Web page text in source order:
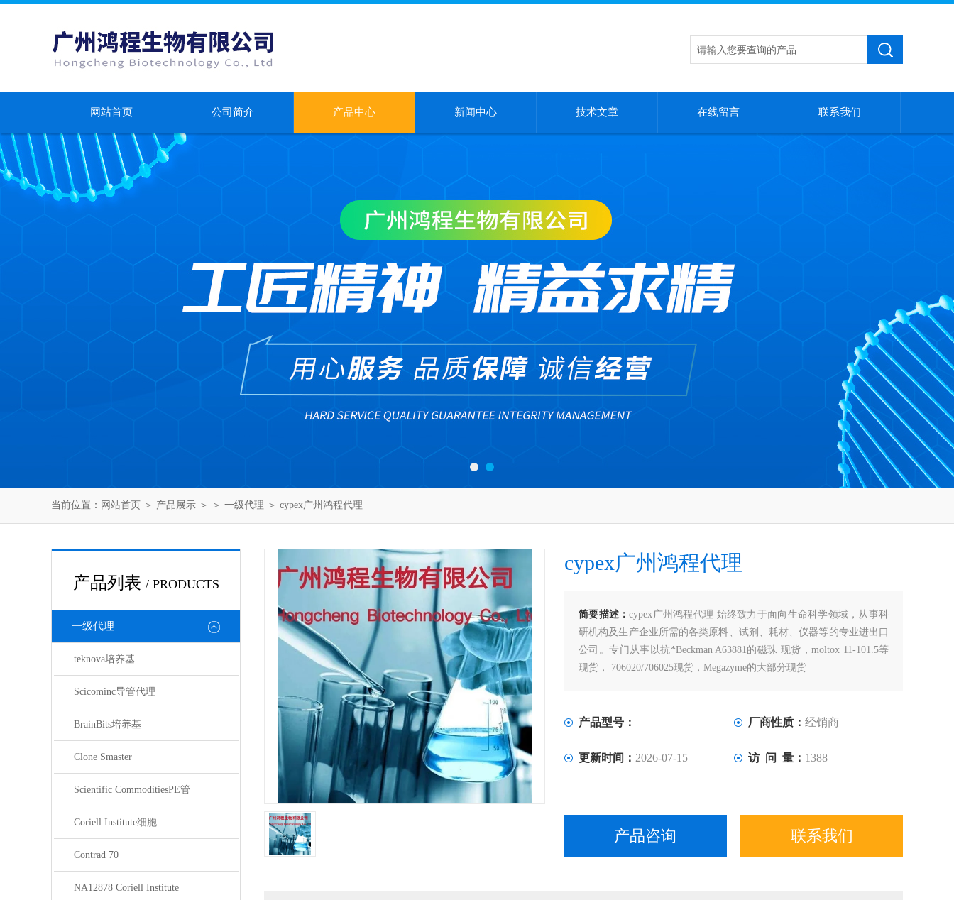
网站首页 公司简介 产品中心 新闻中心 技术文章 在线留言 联系我们
当前位置： 网站首页 ＞ 产品展示 ＞ ＞ 一级代理 ＞ cypex广州鸿程代理
产品列表 / PRODUCTS
一级代理
teknova培养基
Scicominc导管代理
BrainBits培养基
Clone Smaster
Scientific CommoditiesPE管
Coriell Institute细胞
Contrad 70
NA12878 Coriell Institute
cypex广州鸿程代理
简要描述：cypex广州鸿程代理 始终致力于面向生命科学领域，从事科
研机构及生产企业所需的各类原料、试剂、耗材、仪器等的专业进出口
公司。专门从事以抗*Beckman A63881的磁珠 现货，moltox 11-101.5等
现货， 706020/706025现货，Megazyme的大部分现货
产品型号： 厂商性质： 经销商
更新时间： 2026-07-15 访 问 量： 1388
产品咨询 联系我们